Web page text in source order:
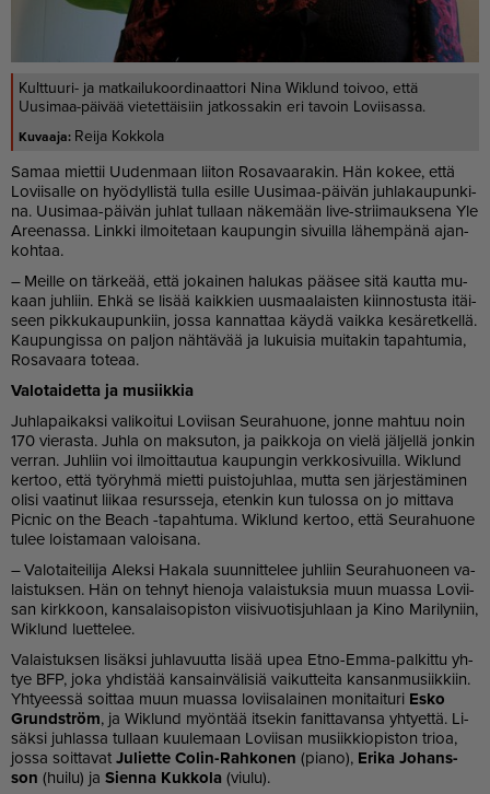
Kulttuuri- ja matkailukoordinaattori Nina Wiklund toivoo, että
Uusimaa-päivää vietettäisiin jatkossakin eri tavoin Loviisassa.
Reija Kokkola
Sa­maa miet­tii Uu­den­maan lii­ton Ro­sa­vaa­ra­kin. Hän ko­kee, et­tä
Lo­vii­sal­le on hyö­dyl­lis­tä tul­la esil­le Uu­si­maa-päi­vän juh­la­kau­pun­ki­
na. Uu­si­maa-päi­vän juh­lat tul­laan nä­ke­mään live-strii­mauk­se­na Yle
Aree­nas­sa. Link­ki il­moi­te­taan kau­pun­gin si­vuil­la lä­hem­pä­nä ajan­
koh­taa.
– Meil­le on tär­ke­ää, et­tä jo­kai­nen ha­lu­kas pää­see sitä kaut­ta mu­
kaan juh­liin. Eh­kä se li­sää kaik­kien uus­maa­lais­ten kiin­nos­tus­ta itäi­
seen pik­ku­kau­pun­kiin, jos­sa kan­nat­taa käy­dä vaik­ka ke­sä­ret­kel­lä.
Kau­pun­gis­sa on pal­jon näh­tä­vää ja lu­kui­sia mui­ta­kin ta­pah­tu­mia,
Ro­sa­vaa­ra to­te­aa.
Va­lo­tai­det­ta ja mu­siik­kia
Juh­la­pai­kak­si va­li­koi­tui Lo­vii­san Seu­ra­huo­ne, jon­ne mah­tuu noin
170 vie­ras­ta. Juh­la on mak­su­ton, ja paik­ko­ja on vie­lä jäl­jel­lä jon­kin
ver­ran. Juh­liin voi il­moit­tau­tua kau­pun­gin verk­ko­si­vuil­la. Wik­lund
ker­too, et­tä työ­ryh­mä miet­ti puis­to­juh­laa, mut­ta sen jär­jes­tä­mi­nen
oli­si vaa­ti­nut lii­kaa re­surs­se­ja, eten­kin kun tu­los­sa on jo mit­ta­va
Pic­nic on the Be­ach -ta­pah­tu­ma. Wik­lund ker­too, et­tä Seu­ra­huo­ne
tu­lee lois­ta­maan va­loi­sa­na.
– Va­lo­tai­tei­li­ja Alek­si Ha­ka­la suun­nit­te­lee juh­liin Seu­ra­huo­neen va­
lais­tuk­sen. Hän on teh­nyt hie­no­ja va­lais­tuk­sia muun mu­as­sa Lo­vii­
san kirk­koon, kan­sa­lai­so­pis­ton vii­si­vuo­tis­juh­laan ja Kino Ma­ri­ly­niin,
Wik­lund lu­et­te­lee.
Va­lais­tuk­sen li­säk­si juh­la­vuut­ta li­sää upea Et­no-Em­ma-pal­kit­tu yh­
tye BFP, joka yh­dis­tää kan­sain­vä­li­siä vai­kut­tei­ta kan­san­mu­siik­kiin.
Yh­ty­ees­sä soit­taa muun mu­as­sa lo­vii­sa­lai­nen mo­ni­tai­tu­ri Es­ko
Grundst­röm, ja Wik­lund myön­tää it­se­kin fa­nit­ta­van­sa yh­ty­et­tä. Li­
säk­si juh­las­sa tul­laan kuu­le­maan Lo­vii­san mu­siik­ki­o­pis­ton trioa,
jos­sa soit­ta­vat Ju­liet­te Co­lin-Rah­ko­nen (pi­a­no), Eri­ka Jo­hans­
son (hui­lu) ja Sien­na Kuk­ko­la (viu­lu).